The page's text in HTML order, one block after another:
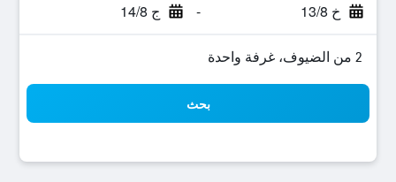
خ 13/8 - ج 14/8
2 من الضيوف، غرفة واحدة
بحث